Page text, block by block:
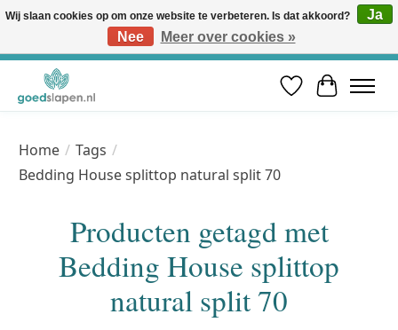
Vóór 12u besteld, volgende werkdag in huis* | Gratis verzending vanaf €50 | Professioneel slaapadvies
Verlanglijst
Home / Tags /
Bedding House splittop natural split 70
Producten getagd met
Bedding House splittop
natural split 70
Wij slaan cookies op om onze website te verbeteren. Is dat akkoord?
Ja
Nee
Meer over cookies »